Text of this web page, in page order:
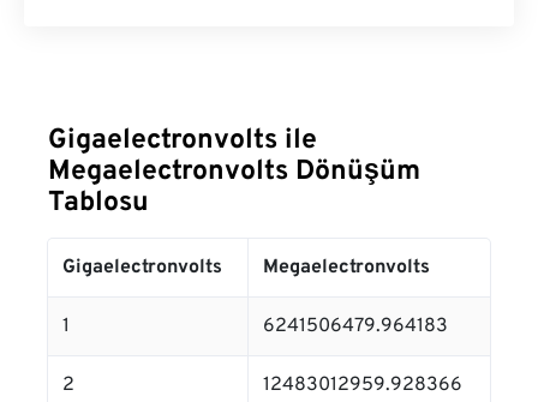
Gigaelectronvolts ile
Megaelectronvolts Dönüşüm
Tablosu
Gigaelectronvolts Megaelectronvolts
1 6241506479.964183
2 12483012959.928366